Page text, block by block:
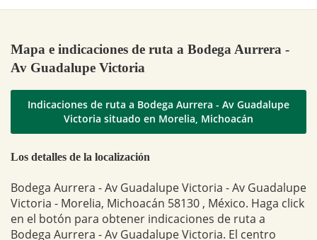
Mapa e indicaciones de ruta a Bodega Aurrera -
Av Guadalupe Victoria
Indicaciones de ruta a Bodega Aurrera - Av Guadalupe
Victoria situado en Morelia, Michoacán
Los detalles de la localización
Bodega Aurrera - Av Guadalupe Victoria - Av Guadalupe
Victoria - Morelia, Michoacán 58130 , México. Haga click
en el botón para obtener indicaciones de ruta a
Bodega Aurrera - Av Guadalupe Victoria. El centro